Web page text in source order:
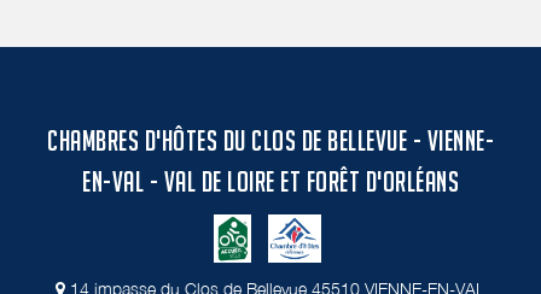
CHAMBRES D'HÔTES DU CLOS DE BELLEVUE - VIENNE-
EN-VAL - VAL DE LOIRE ET FORÊT D'ORLÉANS
14 impasse du Clos de Bellevue 45510 VIENNE-EN-VAL